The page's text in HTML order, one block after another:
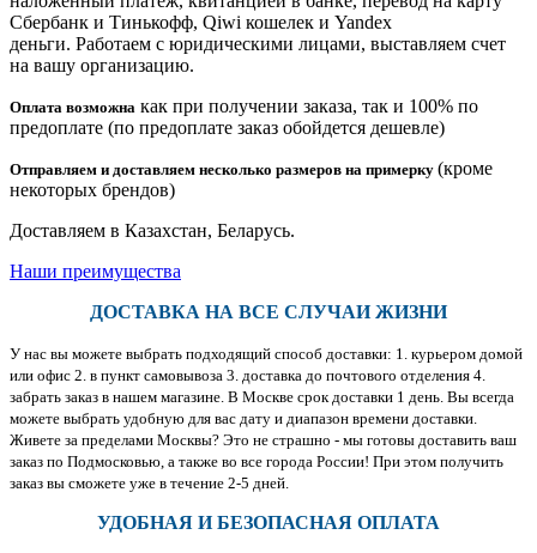
Сбербанк и Тинькофф, Qiwi кошелек и Yandex
деньги. Работаем с юридическими лицами, выставляем счет
на вашу организацию.
Оплата возможна как при получении заказа, так и 100% по
предоплате (по предоплате заказ обойдется дешевле)
Отправляем и доставляем несколько размеров на примерку (кроме
некоторых брендов)
Доставляем в Казахстан, Беларусь.
Наши преимущества
ДОСТАВКА НА ВСЕ СЛУЧАИ ЖИЗНИ
У нас вы можете выбрать подходящий способ доставки: 1. курьером домой
или офис 2. в пункт самовывоза 3. доставка до почтового отделения 4.
забрать заказ в нашем магазине. В Москве срок доставки 1 день. Вы всегда
можете выбрать удобную для вас дату и диапазон времени доставки.
Живете за пределами Москвы? Это не страшно - мы готовы доставить ваш
заказ по Подмосковью, а также во все города России! При этом получить
заказ вы сможете уже в течение 2-5 дней.
УДОБНАЯ И БЕЗОПАСНАЯ ОПЛАТА